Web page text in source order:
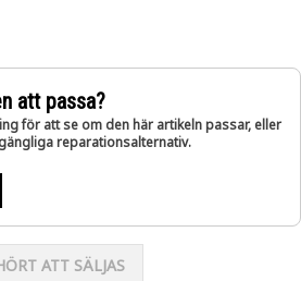
att passa?
för att se om den här artikeln passar, eller
reparationsalternativ.
ATT SÄLJAS